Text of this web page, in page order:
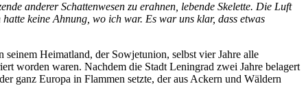
anderer Schattenwesen zu erahnen, lebende Skelette. Die Luft
keine Ahnung, wo ich war. Es war uns klar, dass etwas
Heimatland, der Sowjetunion, selbst vier Jahre alle
worden waren. Nachdem die Stadt Leningrad zwei Jahre belagert
ganz Europa in Flammen setzte, der aus Ackern und Wäldern